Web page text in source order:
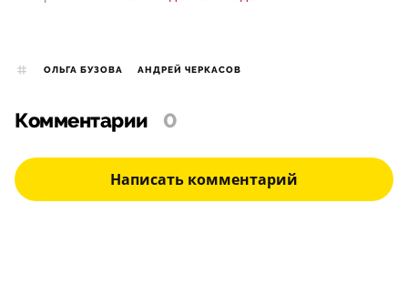
ОЛЬГА БУЗОВА АНДРЕЙ ЧЕРКАСОВ
Комментарии 0
Написать комментарий